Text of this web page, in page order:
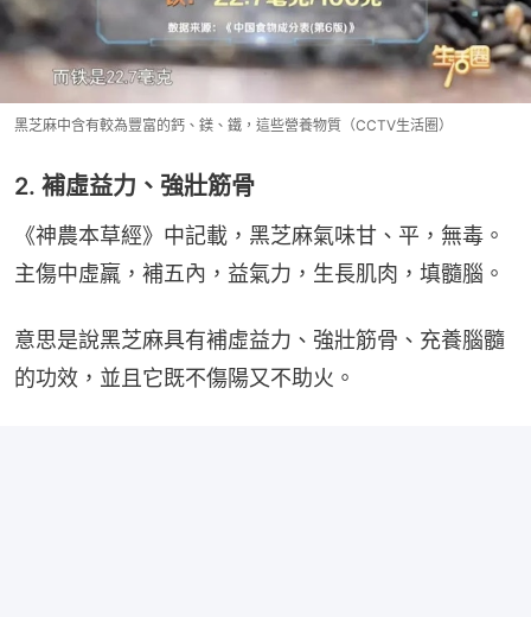
黑芝麻中含有較為豐富的鈣、鎂、鐵，這些營養物質（CCTV生活圈）
2. 補虛益力、強壯筋骨
《神農本草經》中記載，黑芝麻氣味甘、平，無毒。
主傷中虛羸，補五內，益氣力，生長肌肉，填髓腦。
意思是說黑芝麻具有補虛益力、強壯筋骨、充養腦髓
的功效，並且它既不傷陽又不助火。